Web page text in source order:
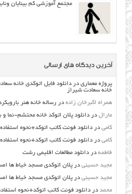
مجتمع آموزشی کم بینایان
آخرین دیدگاه های ارسالی
پروژه معماری دردانلود فایل اتوکدی خانه
خانه سعادت شیراز
همراه اکبرخان زاده در رساله خانه هنر
مارال دردانلود پلان اتوکد خانه محتشم-نما
کامی دردانلود فونت کاتب اتوکد+نحوه
کامی دردانلود فونت کاتب اتوکد+نحوه
فاطمه دردانلود مطالعات اقليمي رشت
مجید حسینی درپلان اتوکدی مسجد خیاط ها
مجید حسینی درپلان اتوکدی مسجد خیاط ها
محمد دردانلود فونت کاتب اتوکد+نحوه